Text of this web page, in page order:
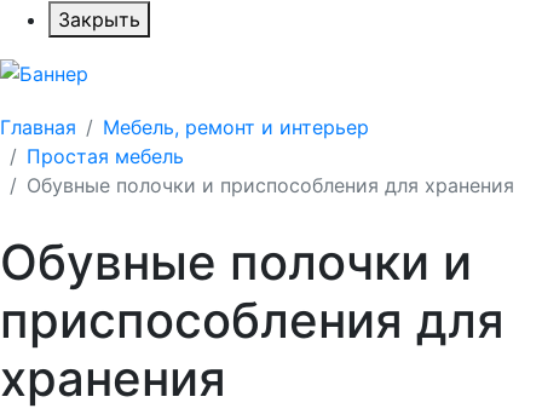
Закрыть
Главная
Мебель, ремонт и интерьер
Простая мебель
Обувные полочки и приспособления для хранения
Обувные полочки и
приспособления для
хранения